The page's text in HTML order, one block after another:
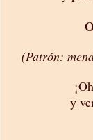
(Patrón:
y